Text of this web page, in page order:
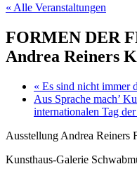
« Alle Veranstaltungen
FORMEN DER
Andrea Reiners
« Es sind nicht immer
Aus Sprache mach’
internationalen Tag
Ausstellung Andrea
Kunsthaus-Galerie